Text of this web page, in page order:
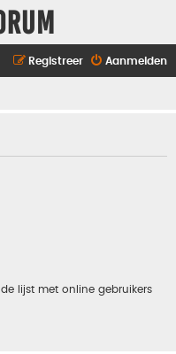
Aanmelden
Registreer
lijst met online gebruikers